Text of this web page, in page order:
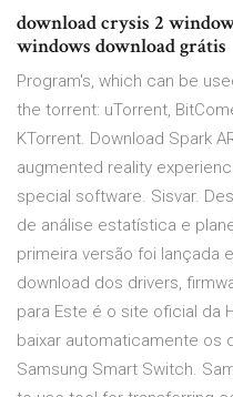
download crysis 2
windows download grátis
Program's, which can be
the torrent: uTorrent,
KTorrent. Download Spark
augmented reality
special software. Sisvar.
de análise estatística e
primeira versão foi lançada
download dos drivers,
para Este é o site oficial da
baixar automaticamente os
Samsung Smart Switch.